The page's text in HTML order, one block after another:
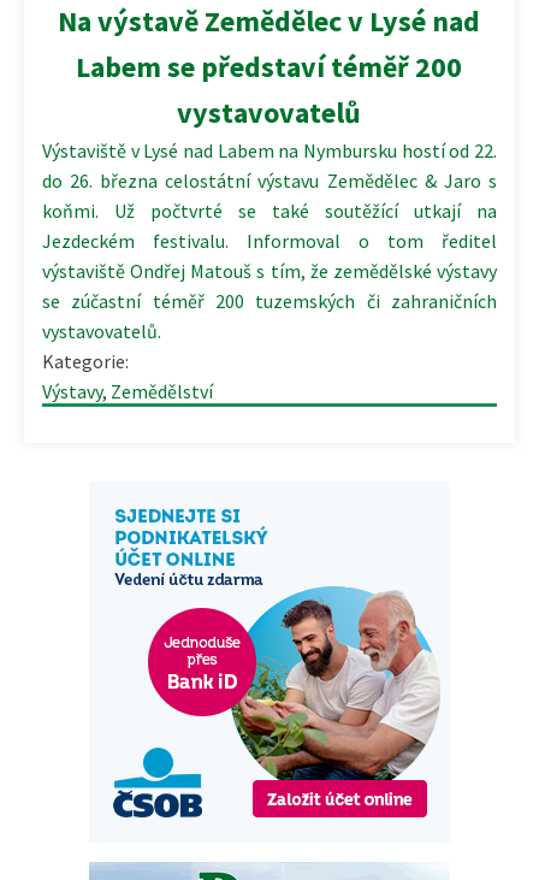
Na výstavě Zemědělec v Lysé nad
Labem se představí téměř 200
vystavovatelů
Výstaviště v Lysé nad Labem na Nymbursku hostí od 22.
do 26. března celostátní výstavu Zemědělec & Jaro s
koňmi. Už počtvrté se také soutěžící utkají na
Jezdeckém festivalu. Informoval o tom ředitel
výstaviště Ondřej Matouš s tím, že zemědělské výstavy
se zúčastní téměř 200 tuzemských či zahraničních
vystavovatelů.
Kategorie:
Výstavy, Zemědělství